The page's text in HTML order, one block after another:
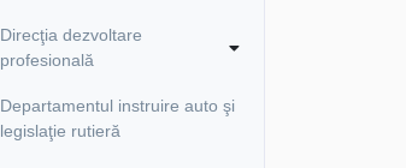
Direcţia dezvoltare
profesională
Departamentul instruire auto şi
legislaţie rutieră